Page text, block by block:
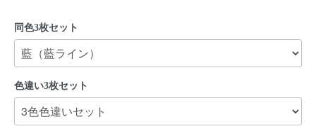
同色3枚セット
色違い3枚セット